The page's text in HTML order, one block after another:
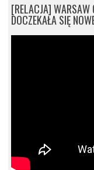
[RELACJA]
DOCZEKAŁA SIĘ